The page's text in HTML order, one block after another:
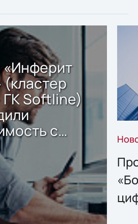
(кластер
ГК Softline)
с
Sharx
для
данных